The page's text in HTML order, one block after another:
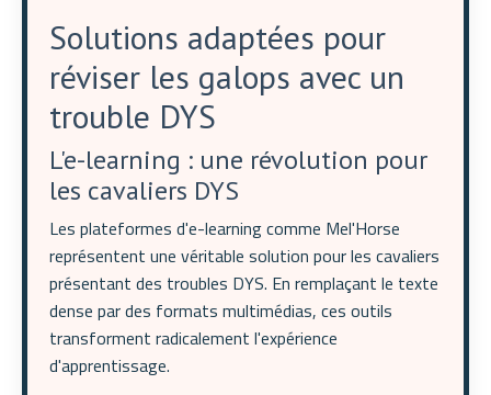
Solutions adaptées pour
réviser les galops avec un
trouble DYS
L'e-learning : une révolution pour
les cavaliers DYS
Les plateformes d'e-learning comme Mel'Horse
représentent une véritable solution pour les cavaliers
présentant des troubles DYS. En remplaçant le texte
dense par des formats multimédias, ces outils
transforment radicalement l'expérience
d'apprentissage.